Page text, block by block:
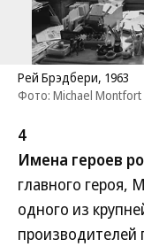
Рей Брэдбери, 1963
Фото: Michael Montfort
4
Имена героев
главного героя,
одного из
производителей